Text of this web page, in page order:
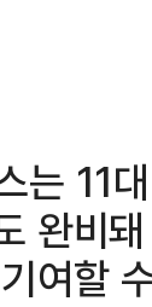
11
완비
여할